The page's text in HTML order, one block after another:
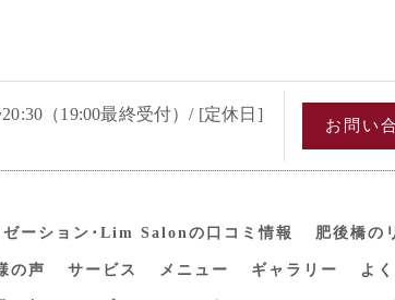
（19:00最終受付）/ [定休日]
お問い
ゼーション･Lim Salonの口コミ情報 肥後橋の
の声 サービス メニュー ギャラリー よ